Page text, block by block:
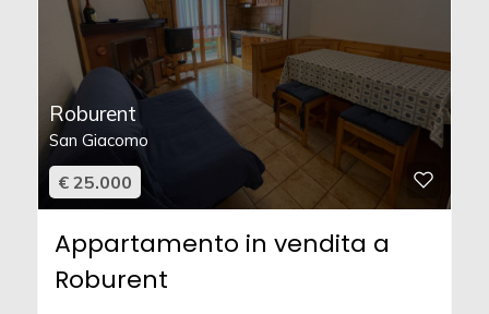
Roburent
San Giacomo
€ 25.000
Appartamento in vendita a
Roburent